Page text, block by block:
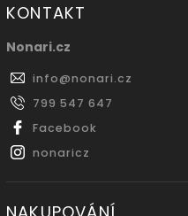
KONTAKT
Nonari.cz
info@nonari.cz
799 547 647
Facebook
nonaricz